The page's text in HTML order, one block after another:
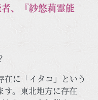
、『紗悠莉霊能
在に「イタコ」という
す。東北地方に存在